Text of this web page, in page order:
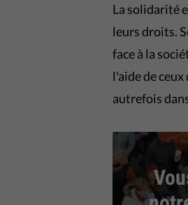
La solidarité
leurs droits.
face à la
l'aide de
autrefois